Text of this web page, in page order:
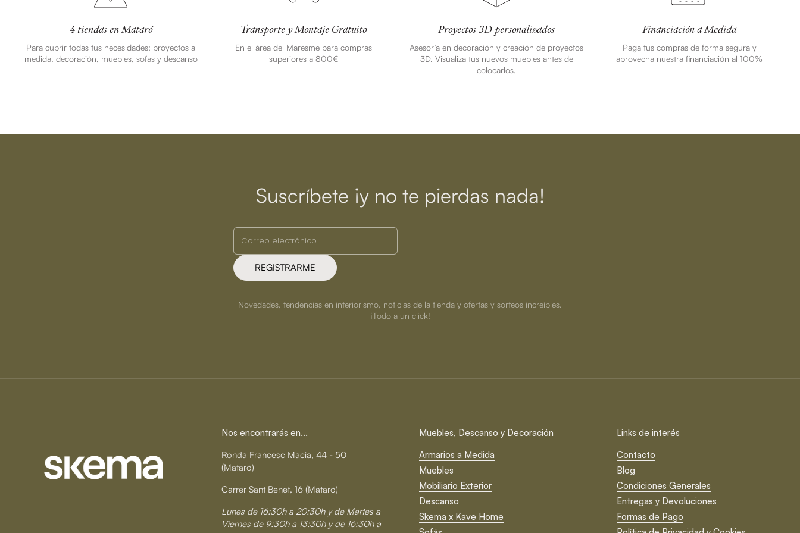
4 tiendas en Mataró
Para cubrir todas tus necesidades: proyectos a
medida, decoración, muebles, sofas y descanso
Transporte y Montaje Gratuito
En el área del Maresme para compras
superiores a 800€
Proyectos 3D personalizados
Asesoría en decoración y creación de proyectos
3D. Visualiza tus nuevos muebles antes de
colocarlos.
Financiación a Medida
Paga tus compras de forma segura y
aprovecha nuestra financiación al 100%
Suscríbete ¡y no te pierdas nada!
REGISTRARME
Novedades, tendencias en interiorismo, noticias de la tienda y ofertas y sorteos increíbles.
¡Todo a un click!
Nos encontrarás en...
Ronda Francesc Macia, 44 - 50
(Mataró)
Carrer Sant Benet, 16 (Mataró)
Lunes de 16:30h a 20:30h y de Martes a
Viernes de 9:30h a 13:30h y de 16:30h a
Muebles, Descanso y Decoración
Armarios a Medida
Muebles
Mobiliario Exterior
Descanso
Skema x Kave Home
Links de interés
Contacto
Blog
Condiciones Generales
Entregas y Devoluciones
Formas de Pago